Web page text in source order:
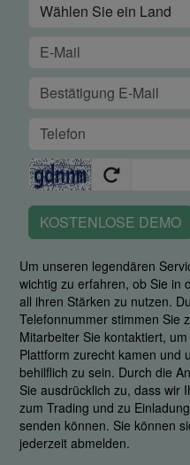
KOSTENLOSE DEMO
Um unseren legendären
wichtig zu erfahren, ob Sie in
all ihren Stärken zu nutzen.
Telefonnummer stimmen Sie
Mitarbeiter Sie kontaktiert,
Plattform zurecht kamen und
behilflich zu sein. Durch die
Sie ausdrücklich zu, dass wir
zum Trading und zu
senden können. Sie können
jederzeit abmelden.